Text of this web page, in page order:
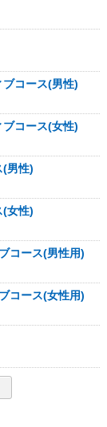
コース(男性)
コース(女性)
(男性)
(女性)
コース(男性用)
コース(女性用)